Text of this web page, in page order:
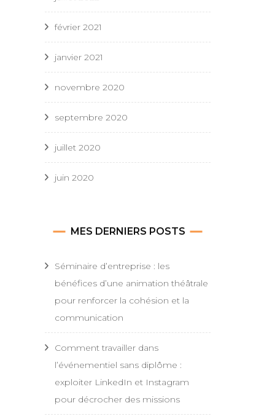
février 2021
janvier 2021
novembre 2020
septembre 2020
juillet 2020
juin 2020
MES DERNIERS POSTS
Séminaire d’entreprise : les
bénéfices d’une animation théâtrale
pour renforcer la cohésion et la
communication
Comment travailler dans
l’événementiel sans diplôme :
exploiter LinkedIn et Instagram
pour décrocher des missions